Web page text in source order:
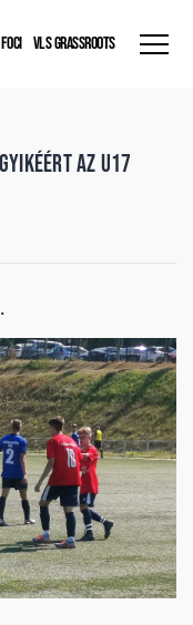
VLS GRASSROOTS
az U17